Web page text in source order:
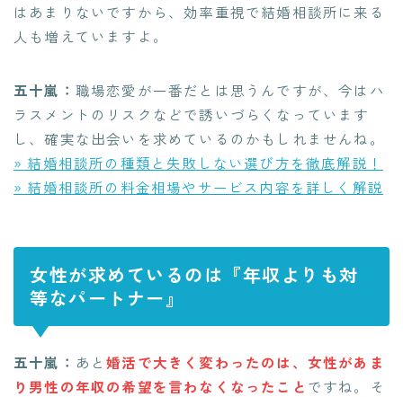
はあまりないですから、効率重視で結婚相談所に来る
人も増えていますよ。
五十嵐： 職場恋愛が一番だとは思うんですが、今はハ
ラスメントのリスクなどで誘いづらくなっています
し、確実な出会いを求めているのかもしれませんね。
» 結婚相談所の種類と失敗しない選び方を徹底解説！
» 結婚相談所の料金相場やサービス内容を詳しく解説
女性が求めているのは『年収よりも対
等なパートナー』
五十嵐： あと婚活で大きく変わったのは、女性があま
り男性の年収の希望を言わなくなったこと ですね。そ